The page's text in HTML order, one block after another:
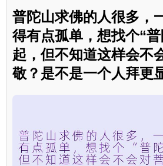
普陀山求佛的人很多，
得有点孤单，想找个“
起，但不知道这样会不
敬？是不是一个人拜更